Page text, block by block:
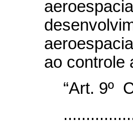
ao controle
“Art. 9º